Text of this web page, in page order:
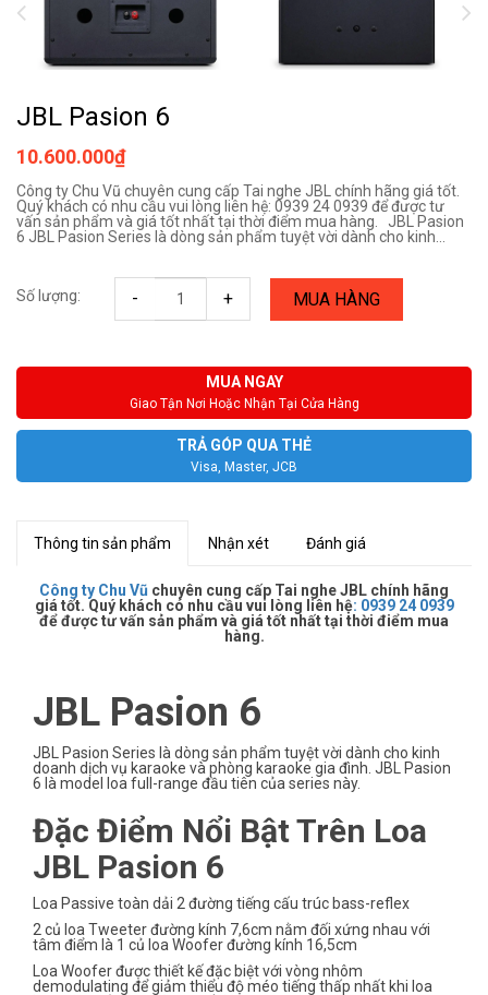
JBL Pasion 6
10.600.000₫
Công ty Chu Vũ chuyên cung cấp Tai nghe JBL chính hãng giá tốt.
Quý khách có nhu cầu vui lòng liên hệ: 0939 24 0939 để được tư
vấn sản phẩm và giá tốt nhất tại thời điểm mua hàng. JBL Pasion
6 JBL Pasion Series là dòng sản phẩm tuyệt vời dành cho kinh...
Số lượng: - + MUA HÀNG
MUA NGAY
Giao Tận Nơi Hoặc Nhận Tại Cửa Hàng
TRẢ GÓP QUA THẺ
Visa, Master, JCB
Thông tin sản phẩm Nhận xét Đánh giá
Công ty Chu Vũ chuyên cung cấp Tai nghe JBL chính hãng
giá tốt. Quý khách có nhu cầu vui lòng liên hệ: 0939 24 0939
để được tư vấn sản phẩm và giá tốt nhất tại thời điểm mua
hàng.
JBL Pasion 6
JBL Pasion Series là dòng sản phẩm tuyệt vời dành cho kinh
doanh dịch vụ karaoke và phòng karaoke gia đình. JBL Pasion
6 là model loa full-range đầu tiên của series này.
Đặc Điểm Nổi Bật Trên Loa
JBL Pasion 6
Loa Passive toàn dải 2 đường tiếng cấu trúc bass-reflex
2 củ loa Tweeter đường kính 7,6cm nằm đối xứng nhau với
tâm điểm là 1 củ loa Woofer đường kính 16,5cm
Loa Woofer được thiết kế đặc biệt với vòng nhôm
demodulating để giảm thiểu độ méo tiếng thấp nhất khi loa